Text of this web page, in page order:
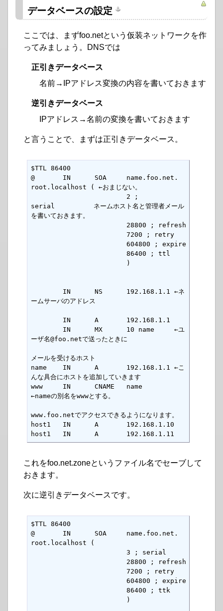
データベースの設定
ここでは、まずfoo.netという仮装ネットワークを作
ってみましょう。DNSでは
正引きデータベース
名前→IPアドレス変換の内容を書いておきます
逆引きデータベース
IPアドレス→名前の変換を書いておきます
と言うことで、まずは正引きデータベース。
$TTL 86400
@       IN      SOA     name.foo.net.
root.localhost ( ←おまじない。
serial　　　　　　ネームホスト名と管理者メール
を書いておきます。
ームサーバのアドレス
ーザ名@foo.netで送ったときに
メールを受けるホスト
name    IN      A       192.168.1.1 ←こ
んな具合にホストを追加していきます
www     IN      CNAME   name
←nameの別名をwwwとする。
www.foo.netでアクセスできるようになります。
host1   IN      A       192.168.1.10
host1   IN      A       192.168.1.11
これをfoo.net.zoneというファイル名でセーブして
おきます。
次に逆引きデータベースです。
$TTL 86400
@       IN      SOA     name.foo.net.
root.localhost (